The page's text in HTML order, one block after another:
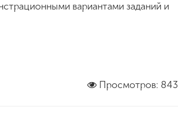
вариантами заданий и
Просмотров: 843